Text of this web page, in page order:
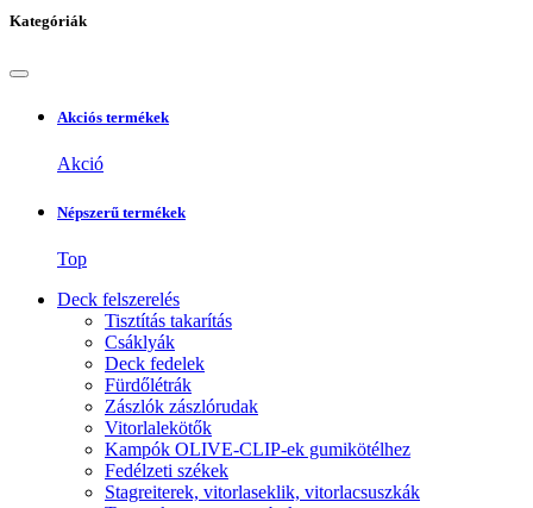
Kategóriák
Akciós termékek
Akció
Népszerű termékek
Top
Deck felszerelés
Tisztítás takarítás
Csáklyák
Deck fedelek
Fürdőlétrák
Zászlók zászlórudak
Vitorlalekötők
Kampók OLIVE-CLIP-ek gumikötélhez
Fedélzeti székek
Stagreiterek, vitorlaseklik, vitorlacsuszkák